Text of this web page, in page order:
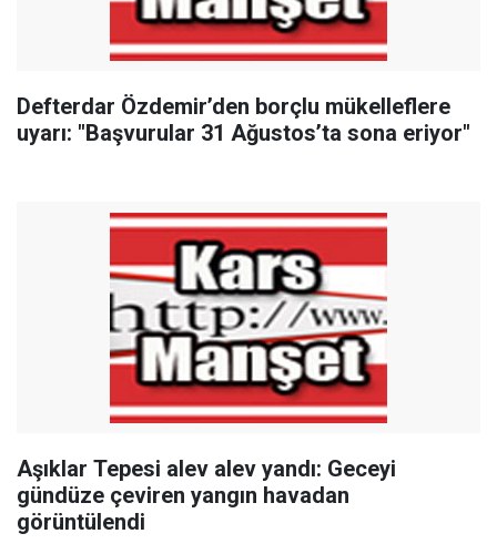
Defterdar Özdemir’den borçlu mükelleflere
uyarı: "Başvurular 31 Ağustos’ta sona eriyor"
Aşıklar Tepesi alev alev yandı: Geceyi
gündüze çeviren yangın havadan
görüntülendi